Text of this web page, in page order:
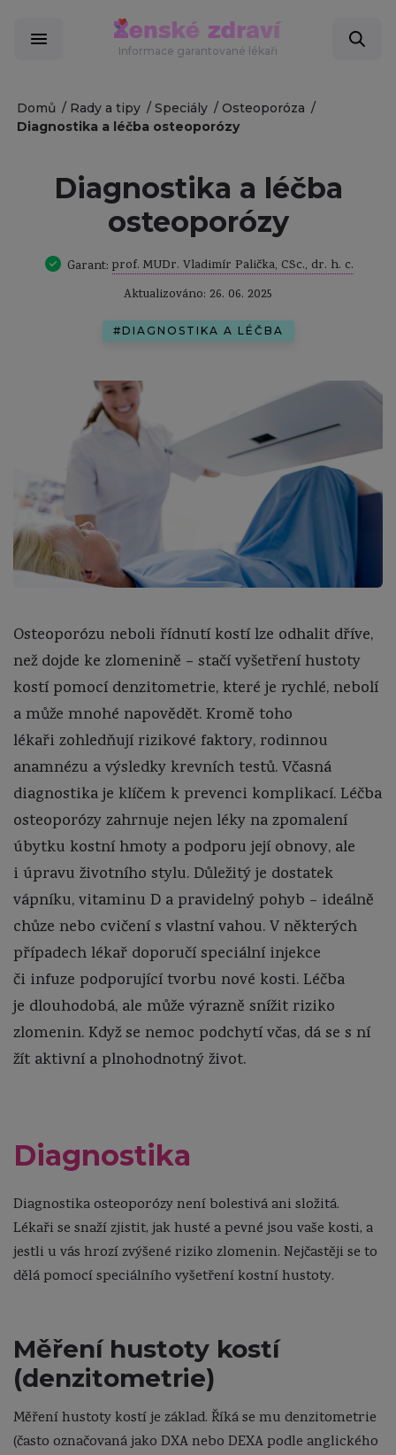
Domů Rady a tipy Speciály
Osteoporóza
Diagnostika a léčba osteoporózy
Informace garantované lékaři
Diagnostika a léčba
osteoporózy
Garant: prof. MUDr. Vladimír Palička, CSc., dr. h. c.
Aktualizováno: 26. 06. 2025
#DIAGNOSTIKA A LÉČBA
Osteoporózu neboli řídnutí kostí lze odhalit dříve,
než dojde ke zlomenině – stačí vyšetření hustoty
kostí pomocí denzitometrie, které je rychlé, nebolí
a může mnohé napovědět. Kromě toho
lékaři zohledňují rizikové faktory, rodinnou
anamnézu a výsledky krevních testů. Včasná
diagnostika je klíčem k prevenci komplikací. Léčba
osteoporózy zahrnuje nejen léky na zpomalení
úbytku kostní hmoty a podporu její obnovy, ale
i úpravu životního stylu. Důležitý je dostatek
vápníku, vitaminu D a pravidelný pohyb – ideálně
chůze nebo cvičení s vlastní vahou. V některých
případech lékař doporučí speciální injekce
či infuze podporující tvorbu nové kosti. Léčba
je dlouhodobá, ale může výrazně snížit riziko
zlomenin. Když se nemoc podchytí včas, dá se s ní
žít aktivní a plnohodnotný život.
Diagnostika
Diagnostika osteoporózy není bolestivá ani složitá.
Lékaři se snaží zjistit, jak husté a pevné jsou vaše kosti, a
jestli u vás hrozí zvýšené riziko zlomenin. Nejčastěji se to
dělá pomocí speciálního vyšetření kostní hustoty.
Měření hustoty kostí
(denzitometrie)
Měření hustoty kostí je základ. Říká se mu denzitometrie
(často označovaná jako DXA nebo DEXA podle anglického